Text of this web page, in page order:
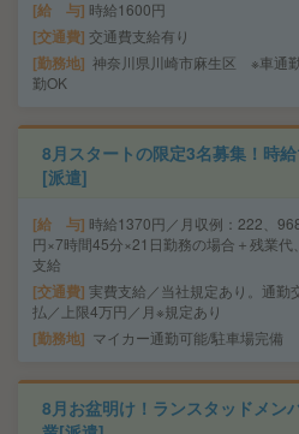
給 与 時給1600円
交通費 交通費支給有り
勤務地 神奈川県川崎市麻生区 ※車通
勤OK
8月スタートの限定3名募集！時
[派遣]
給 与 時給1370円／月収例：222、
円×7時間45分×21日勤務の場合＋残業代
支給
交通費 実費支給／当社規定あり。通勤
払／上限4万円／月※規定あり
勤務地 マイカー通勤可能/駐車場完備
8月お盆明け！ランスタッドメン